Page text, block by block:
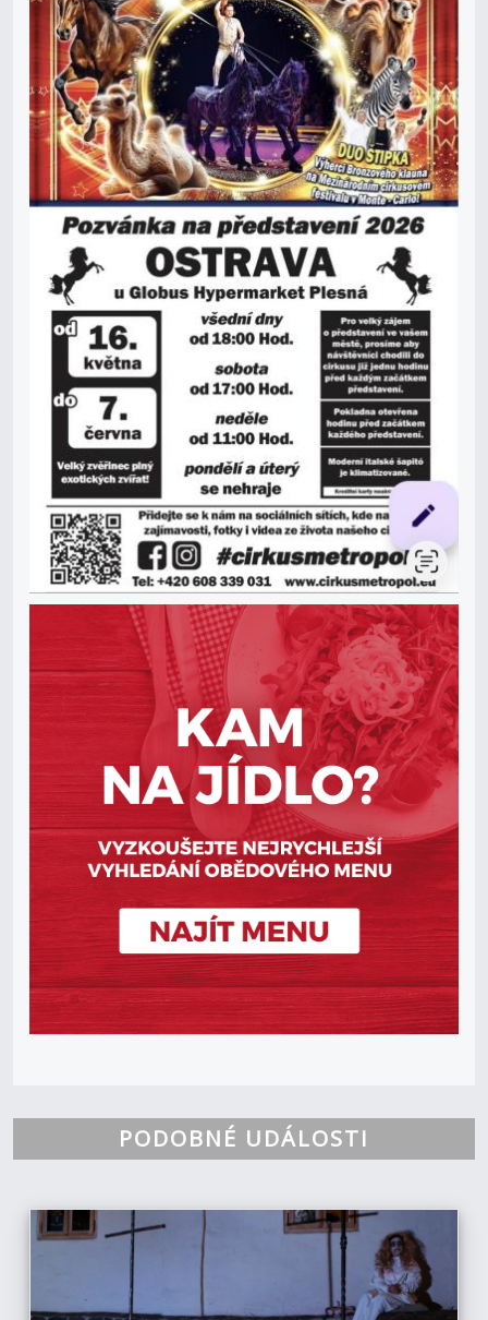
PODOBNÉ UDÁLOSTI